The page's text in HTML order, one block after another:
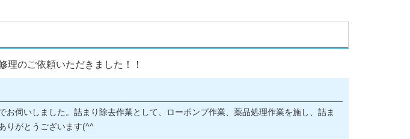
理のご依頼いただきました！！
お伺いしました。詰まり除去作業として、ローポンプ作業、薬品処理作業を施し、詰ま
りがとうございます(^^ゞ